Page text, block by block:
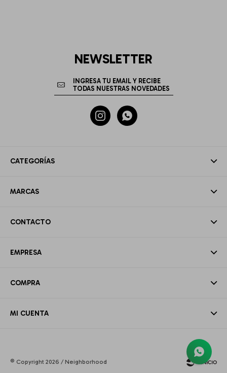
CATEGORÍAS
MARCAS
CONTACTO
EMPRESA
COMPRA
MI CUENTA
NEWSLETTER
 
© Copyright 2026 / Neighborhood